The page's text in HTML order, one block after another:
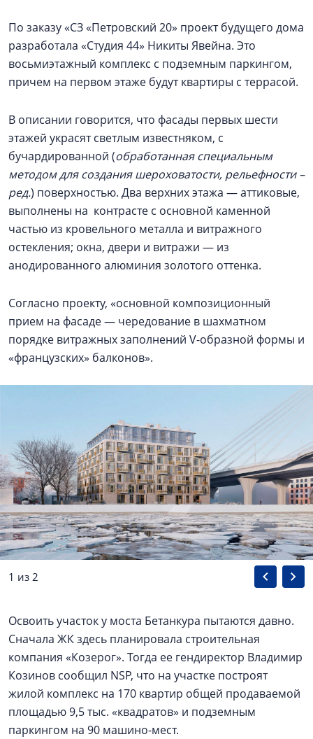
По заказу «СЗ «Петровский 20» проект будущего дома
разработала «Студия 44» Никиты Явейна. Это
восьмиэтажный комплекс с подземным паркингом,
причем на первом этаже будут квартиры с террасой.
В описании говорится, что фасады первых шести
этажей украсят светлым известняком, с
бучардированной (обработанная специальным
методом для создания шероховатости, рельефности –
ред.) поверхностью. Два верхних этажа — аттиковые,
выполнены на контрасте с основной каменной
частью из кровельного металла и витражного
остекления; окна, двери и витражи — из
анодированного алюминия золотого оттенка.
Согласно проекту, «основной композиционный
прием на фасаде — чередование в шахматном
порядке витражных заполнений V-образной формы и
«французских» балконов».
1 из 2
Освоить участок у моста Бетанкура пытаются давно.
Сначала ЖК здесь планировала строительная
компания «Козерог». Тогда ее гендиректор Владимир
Козинов сообщил NSP, что на участке построят
жилой комплекс на 170 квартир общей продаваемой
площадью 9,5 тыс. «квадратов» и подземным
паркингом на 90 машино-мест.